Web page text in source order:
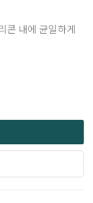
콘 내에 균일하게